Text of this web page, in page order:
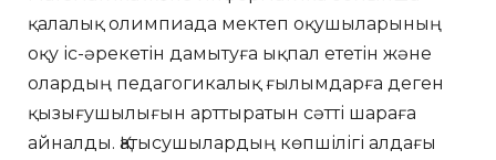
қалалық олимпиада мектеп оқушыларының
оқу іс-әрекетін дамытуға ықпал ететін және
олардың педагогикалық ғылымдарға деген
қызығушылығын арттыратын сәтті шараға
айналды. Қатысушылардың көпшілігі алдағы